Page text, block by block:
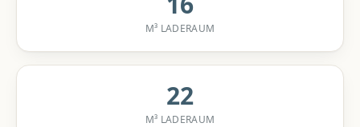
M³ LADERAUM
22
M³ LADERAUM